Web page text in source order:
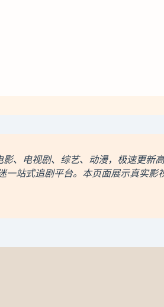
、电视剧、综艺、动漫，极速更
站式追剧平台。本页面展示真实